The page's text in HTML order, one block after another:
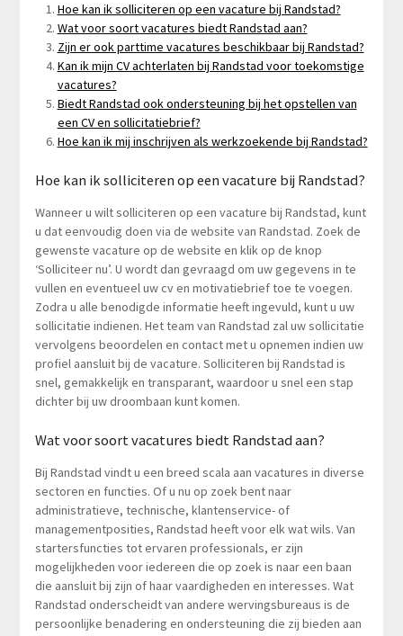
Hoe kan ik solliciteren op een vacature bij Randstad?
Wat voor soort vacatures biedt Randstad aan?
Zijn er ook parttime vacatures beschikbaar bij Randstad?
Kan ik mijn CV achterlaten bij Randstad voor toekomstige
vacatures?
Biedt Randstad ook ondersteuning bij het opstellen van
een CV en sollicitatiebrief?
Hoe kan ik mij inschrijven als werkzoekende bij Randstad?
Hoe kan ik solliciteren op een vacature bij Randstad?
Wanneer u wilt solliciteren op een vacature bij Randstad, kunt
u dat eenvoudig doen via de website van Randstad. Zoek de
gewenste vacature op de website en klik op de knop
‘Solliciteer nu’. U wordt dan gevraagd om uw gegevens in te
vullen en eventueel uw cv en motivatiebrief toe te voegen.
Zodra u alle benodigde informatie heeft ingevuld, kunt u uw
sollicitatie indienen. Het team van Randstad zal uw sollicitatie
vervolgens beoordelen en contact met u opnemen indien uw
profiel aansluit bij de vacature. Solliciteren bij Randstad is
snel, gemakkelijk en transparant, waardoor u snel een stap
dichter bij uw droombaan kunt komen.
Wat voor soort vacatures biedt Randstad aan?
Bij Randstad vindt u een breed scala aan vacatures in diverse
sectoren en functies. Of u nu op zoek bent naar
administratieve, technische, klantenservice- of
managementposities, Randstad heeft voor elk wat wils. Van
startersfuncties tot ervaren professionals, er zijn
mogelijkheden voor iedereen die op zoek is naar een baan
die aansluit bij zijn of haar vaardigheden en interesses. Wat
Randstad onderscheidt van andere wervingsbureaus is de
persoonlijke benadering en ondersteuning die zij bieden aan